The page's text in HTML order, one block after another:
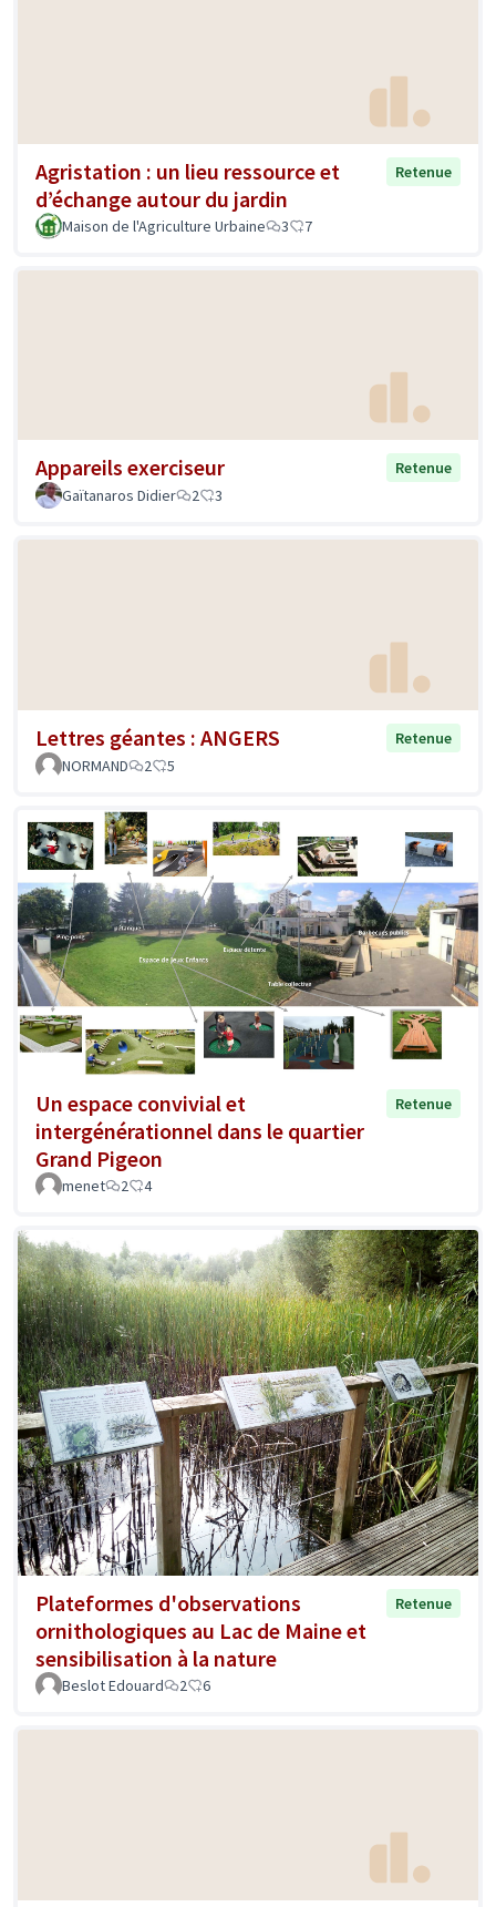
Agristation : un lieu ressource et
d’échange autour du jardin
Retenue
Maison de l'Agriculture Urbaine 3 7
Appareils exerciseur
Retenue
Gaïtanaros Didier
2 3
Lettres géantes : ANGERS
Retenue
NORMAND
2 5
Un espace convivial et
intergénérationnel dans le quartier
Grand Pigeon
Retenue
menet 2 4
Plateformes d'observations
ornithologiques au Lac de Maine et
sensibilisation à la nature
Retenue
Beslot Edouard 2 6